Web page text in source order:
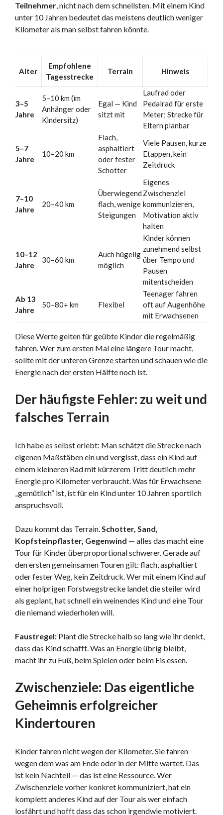
Teilnehmer, nicht nach dem schnellsten. Mit einem Kind
unter 10 Jahren bedeutet das meistens deutlich weniger
Kilometer als man selbst fahren könnte.
Alter
Empfohlene
Tagesstrecke
Terrain Hinweis
3–5
Jahre
5–10 km (im
Anhänger oder
Kindersitz)
Egal — Kind
sitzt mit
Laufrad oder
Pedalrad für erste
Meter; Strecke für
Eltern planbar
5–7
Jahre
10–20 km
Flach,
asphaltiert
oder fester
Schotter
Viele Pausen, kurze
Etappen, kein
Zeitdruck
7–10
Jahre
20–40 km
Überwiegend
flach, wenige
Steigungen
Eigenes
Zwischenziel
kommunizieren,
Motivation aktiv
halten
10–12
Jahre
30–60 km
Auch hügelig
möglich
Kinder können
zunehmend selbst
über Tempo und
Pausen
mitentscheiden
Ab 13
Jahre
50–80+ km Flexibel
Teenager fahren
oft auf Augenhöhe
mit Erwachsenen
Diese Werte gelten für geübte Kinder die regelmäßig
fahren. Wer zum ersten Mal eine längere Tour macht,
sollte mit der unteren Grenze starten und schauen wie die
Energie nach der ersten Hälfte noch ist.
Der häufigste Fehler: zu weit und
falsches Terrain
Ich habe es selbst erlebt: Man schätzt die Strecke nach
eigenen Maßstäben ein und vergisst, dass ein Kind auf
einem kleineren Rad mit kürzerem Tritt deutlich mehr
Energie pro Kilometer verbraucht. Was für Erwachsene
„gemütlich“ ist, ist für ein Kind unter 10 Jahren sportlich
anspruchsvoll.
Dazu kommt das Terrain.Schotter, Sand,
Kopfsteinpflaster, Gegenwind — alles das macht eine
Tour für Kinder überproportional schwerer. Gerade auf
den ersten gemeinsamen Touren gilt: flach, asphaltiert
oder fester Weg, kein Zeitdruck. Wer mit einem Kind auf
einer holprigen Forstwegstrecke landet die steiler wird
als geplant, hat schnell ein weinendes Kind und eine Tour
die niemand wiederholen will.
Faustregel: Plant die Strecke halb so lang wie ihr denkt,
dass das Kind schafft. Was an Energie übrig bleibt,
macht ihr zu Fuß, beim Spielen oder beim Eis essen.
Zwischenziele: Das eigentliche
Geheimnis erfolgreicher
Kindertouren
Kinder fahren nicht wegen der Kilometer. Sie fahren
wegen dem was am Ende oder in der Mitte wartet. Das
ist kein Nachteil — das ist eine Ressource. Wer
Zwischenziele vorher konkret kommuniziert, hat ein
komplett anderes Kind auf der Tour als wer einfach
losfährt und hofft dass das schon irgendwie motiviert.